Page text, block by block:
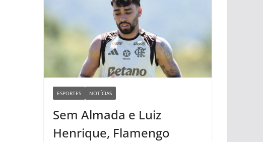
ESPORTES NOTÍCIAS
Sem Almada e Luiz
Henrique, Flamengo